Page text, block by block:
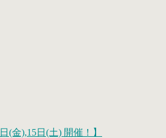
(金),15日(土) 開催！】